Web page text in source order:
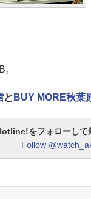
と BUY MORE秋葉
をフォローして
Follow